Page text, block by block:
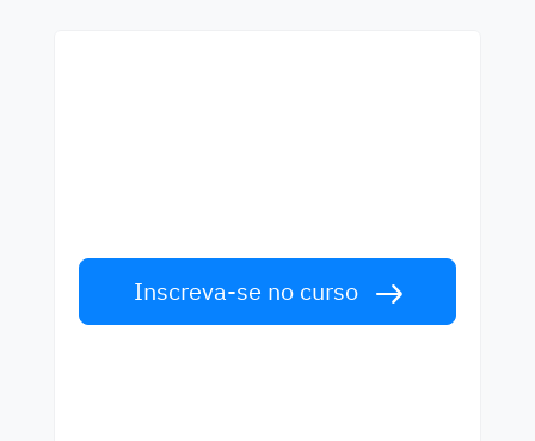
Inscreva-se no curso